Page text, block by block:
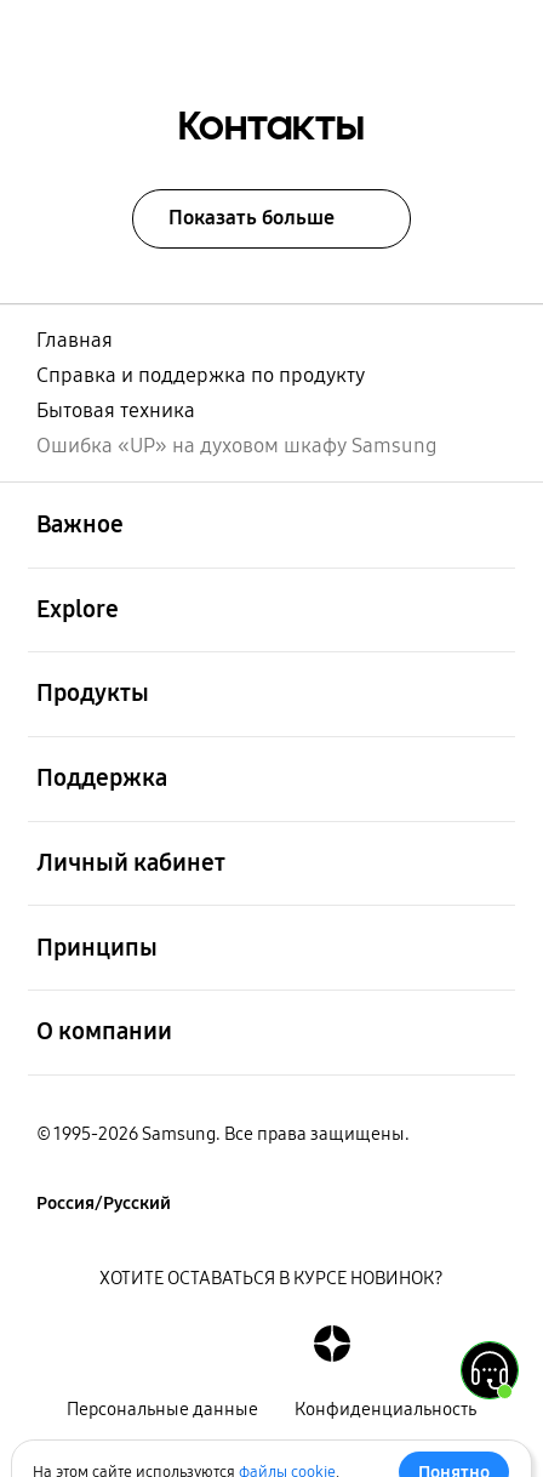
Контакты
Показать больше
Главная
Справка и поддержка по продукту
Бытовая техника
Ошибка «UP» на духовом шкафу Samsung
Важное
Explore
Продукты
Поддержка
Личный кабинет
Принципы
О компании
© 1995-2026 Samsung. Все права защищены.
Россия/Русский
Персональные данные Конфиденциальность
ХОТИТЕ ОСТАВАТЬСЯ В КУРСЕ НОВИНОК?
На этом сайте используются файлы cookie. Понятно